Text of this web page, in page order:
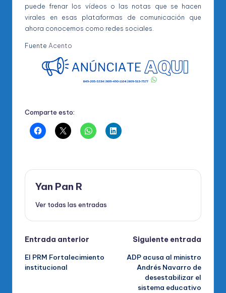
puede frenar los vídeos o las notas que se hacen
virales en esas plataformas de comunicación que
ahora conocemos como redes sociales.
Fuente Acento
Comparte esto:
Yan Pan R
Ver todas las entradas
Navegación
de
Entrada anterior
El PRM Fortalecimiento
institucional
Siguiente entrada
ADP acusa al ministro
Andrés Navarro de
desestabilizar el
sistema educativo